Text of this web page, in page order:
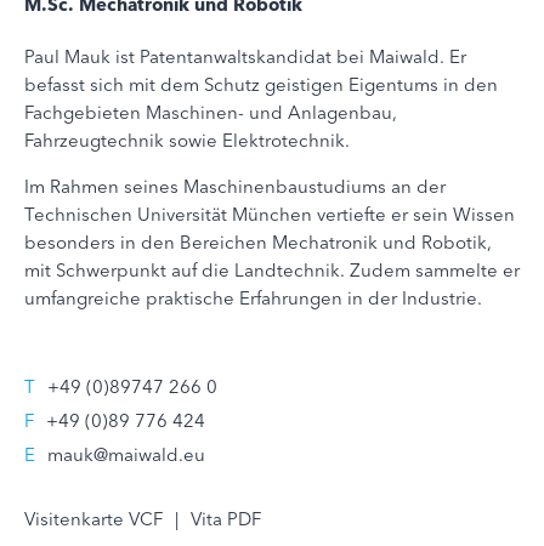
M.Sc. Mechatronik und Robotik
Paul Mauk ist Patentanwaltskandidat bei Maiwald. Er
befasst sich mit dem Schutz geistigen Eigentums in den
Fachgebieten Maschinen- und Anlagenbau,
Fahrzeugtechnik sowie Elektrotechnik.
Im Rahmen seines Maschinenbaustudiums an der
Technischen Universität München vertiefte er sein Wissen
besonders in den Bereichen Mechatronik und Robotik,
mit Schwerpunkt auf die Landtechnik. Zudem sammelte er
umfangreiche praktische Erfahrungen in der Industrie.
T +49 (0)89747 266 0
F +49 (0)89 776 424
E mauk@maiwald.eu
Visitenkarte VCF | Vita PDF